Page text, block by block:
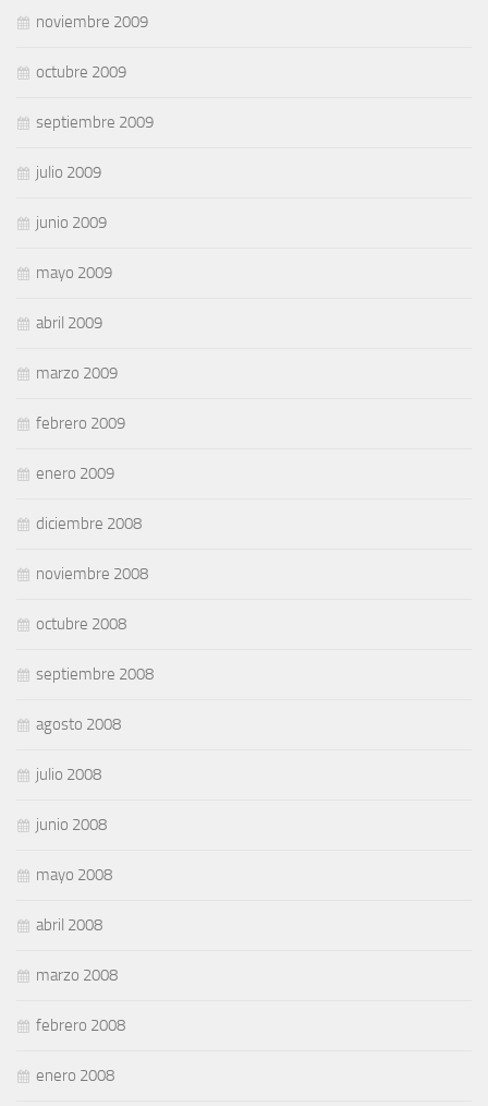
noviembre 2009
octubre 2009
septiembre 2009
julio 2009
junio 2009
mayo 2009
abril 2009
marzo 2009
febrero 2009
enero 2009
diciembre 2008
noviembre 2008
octubre 2008
septiembre 2008
agosto 2008
julio 2008
junio 2008
mayo 2008
abril 2008
marzo 2008
febrero 2008
enero 2008